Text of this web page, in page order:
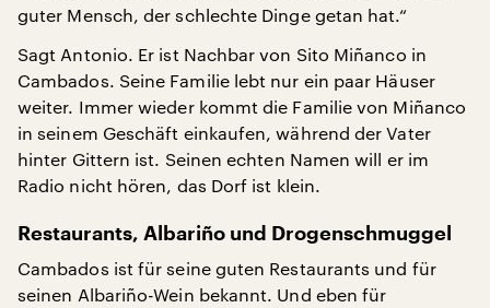
guter Mensch, der schlechte Dinge getan hat.“
Sagt Antonio. Er ist Nachbar von Sito Miñanco in
Cambados. Seine Familie lebt nur ein paar Häuser
weiter. Immer wieder kommt die Familie von Miñanco
in seinem Geschäft einkaufen, während der Vater
hinter Gittern ist. Seinen echten Namen will er im
Radio nicht hören, das Dorf ist klein.
Restaurants, Albariño und Drogenschmuggel
Cambados ist für seine guten Restaurants und für
seinen Albariño-Wein bekannt. Und eben für